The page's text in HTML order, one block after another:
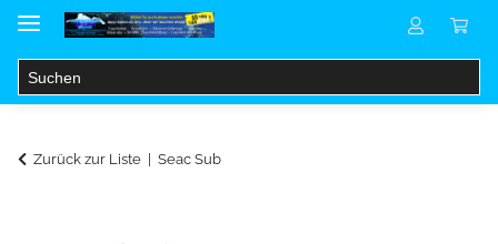
Zurück zur Liste Seac Sub